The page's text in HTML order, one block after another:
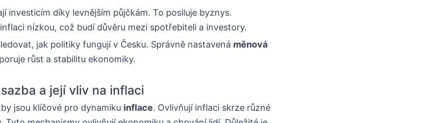
investicím díky levnějším půjčkám. To posiluje byznys.
nízkou, což budí důvěru mezi spotřebiteli a investory.
jak politiky fungují v Česku. Správně nastavená měnová
růst a stabilitu ekonomiky.
a její vliv na inflaci
jsou klíčové pro dynamiku inflace. Ovlivňují inflaci skrze různé